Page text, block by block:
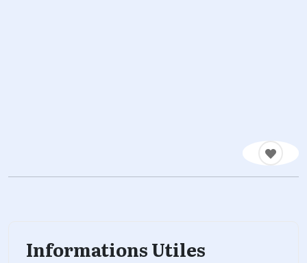
Informations Utiles